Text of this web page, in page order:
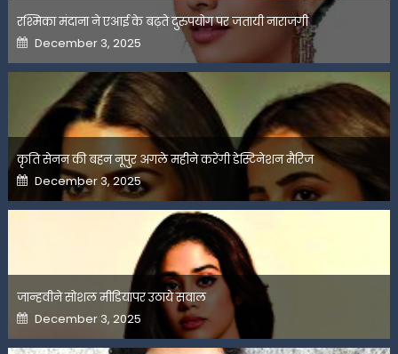
रश्मिका मंदाना ने एआई के बढ़ते दुरुपयोग पर जतायी नाराजगी
Posted
on
December 3, 2025
कृति सेनन की बहन नूपुर अगले महीने करेंगी डेस्टिनेशन मैरिज
Posted
on
December 3, 2025
जान्हवीने सोशल मीडियापर उठाये सवाल
Posted
on
December 3, 2025